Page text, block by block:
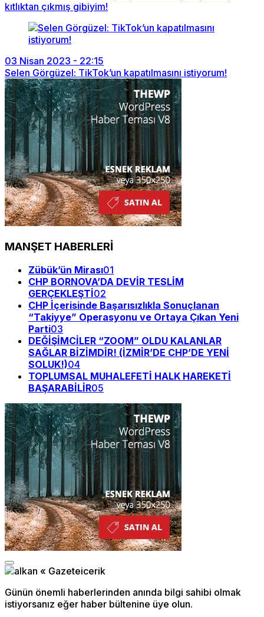
kıtlıktan çıkmış gibiyim!
03 Nisan 2023 - 22:15
Selen Görgüzel: TikTok’un kapatılmasını istiyorum!
MANŞET HABERLERİ
Zübük’ün Mirası01
CHP BORNOVA’DA DEVİR TESLİM
GERÇEKLEŞTİ02
CHP İçerisinde Başarısızlıkla Sonuçlanan
“Takiyye” Operasyonu ve Ortaya Çıkan Yeni
Parti03
DEĞİŞİMCİLER “ZOOM” OLDU KALANLAR
SAĞLAR BİZİMDİR! (İZMİR’DE CHP’DE YENİ
SOLUK!)04
TOPLUMSAL MUHALEFETİ HALK HAREKETİ
BAŞARABİLİR05
Günün önemli haberlerinden anında bilgi sahibi olmak
istiyorsanız eğer haber bültenine üye olun.